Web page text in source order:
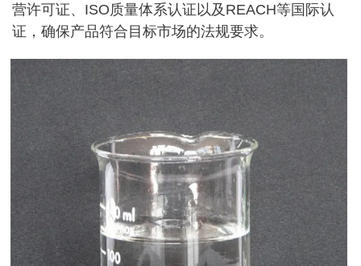
营许可证、ISO质量体系认证以及REACH等国际认
证，确保产品符合目标市场的法规要求。